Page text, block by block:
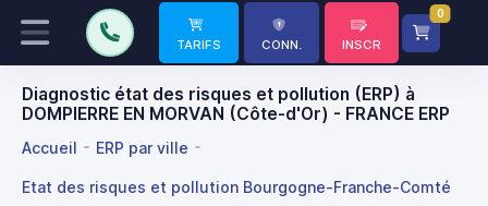
TARIFS CONN. INSCR
0
Diagnostic état des risques et pollution (ERP) à
DOMPIERRE EN MORVAN (Côte-d'Or) - FRANCE ERP
Accueil ERP par ville
Etat des risques et pollution Bourgogne-Franche-Comté